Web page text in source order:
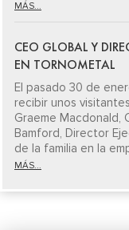
MÁS...
CEO GLOBAL Y
EN TORNOMETAL
El pasado 30 de
recibir unos
Graeme Macdonald,
Bamford, Director
de la familia en la
MÁS...